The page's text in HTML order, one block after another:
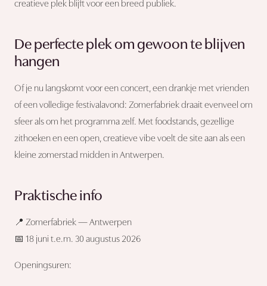
creatieve plek blijft voor een breed publiek.
De perfecte plek om gewoon te blijven
hangen
Of je nu langskomt voor een concert, een drankje met vrienden
of een volledige festivalavond: Zomerfabriek draait evenveel om
sfeer als om het programma zelf. Met foodstands, gezellige
zithoeken en een open, creatieve vibe voelt de site aan als een
kleine zomerstad midden in Antwerpen.
Praktische info
📍 Zomerfabriek — Antwerpen
📅 18 juni t.e.m. 30 augustus 2026
Openingsuren: